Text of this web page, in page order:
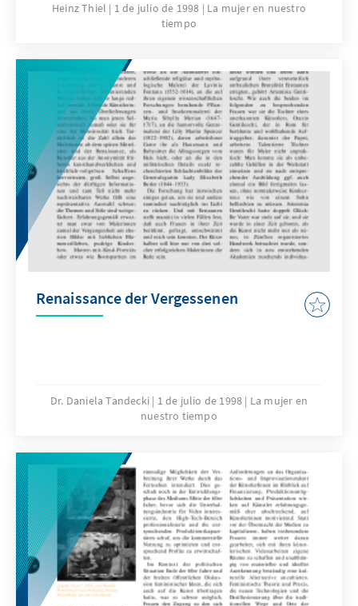
Heinz Thiel 1 de julio de 1998
La mujer en nuestro
tiempo
Renaissance der Vergessenen
Dr. Daniela Tandecki 1 de julio de 1998
La mujer en
nuestro tiempo